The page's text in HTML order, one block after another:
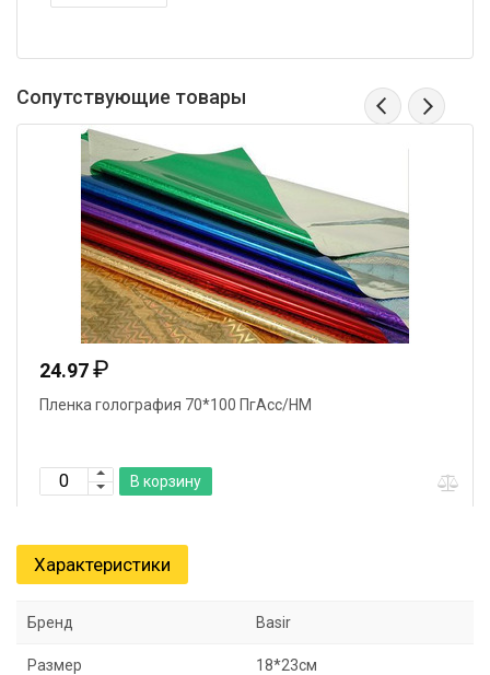
Сопутствующие товары
70*100 ПгАсс/НМ
В корзину
Характеристики
Бренд Basir
Размер 18*23см